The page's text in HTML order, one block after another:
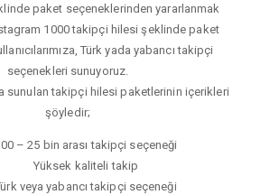
paket seçeneklerinden yararlanmak
1000 takipçi hilesi şeklinde paket
Türk yada yabancı takipçi
seçenekleri sunuyoruz.
sunulan takipçi hilesi paketlerinin içerikleri
şöyledir;
– 25 bin arası takipçi seçeneği
Yüksek kaliteli takip
veya yabancı takipçi seçeneği